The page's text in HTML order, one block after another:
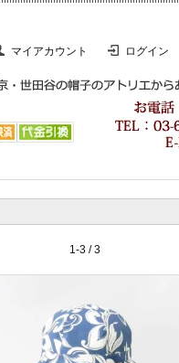
マイアカウント ログイン
1-3 / 3